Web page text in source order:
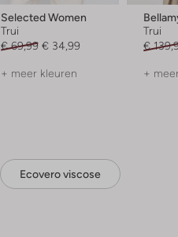
Selected Women
Trui
€ 69,99 € 34,99
+ meer kleuren
Trui
€
+
Ecovero viscose